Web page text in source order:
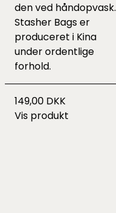
den ved håndopvask.
Stasher Bags er
produceret i Kina
under ordentlige
forhold.
149,00 DKK
Vis produkt